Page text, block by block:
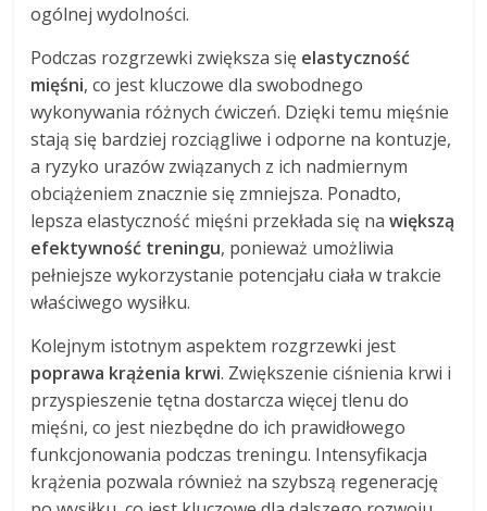
ogólnej wydolności.
Podczas rozgrzewki zwiększa się elastyczność
mięśni, co jest kluczowe dla swobodnego
wykonywania różnych ćwiczeń. Dzięki temu mięśnie
stają się bardziej rozciągliwe i odporne na kontuzje,
a ryzyko urazów związanych z ich nadmiernym
obciążeniem znacznie się zmniejsza. Ponadto,
lepsza elastyczność mięśni przekłada się nawiększą
efektywność treningu, ponieważ umożliwia
pełniejsze wykorzystanie potencjału ciała w trakcie
właściwego wysiłku.
Kolejnym istotnym aspektem rozgrzewki jest
poprawa krążenia krwi. Zwiększenie ciśnienia krwi i
przyspieszenie tętna dostarcza więcej tlenu do
mięśni, co jest niezbędne do ich prawidłowego
funkcjonowania podczas treningu. Intensyfikacja
krążenia pozwala również na szybszą regenerację